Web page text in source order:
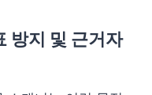
방지 및 근거자